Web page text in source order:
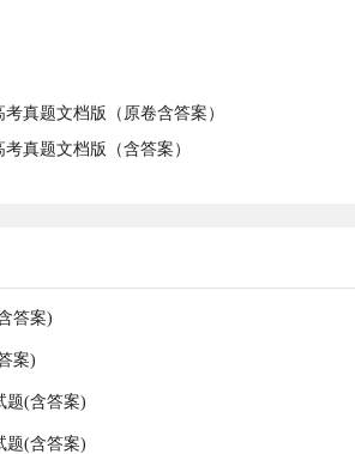
真题文档版（原卷含答案）
真题文档版（含答案）
答案)
案)
题(含答案)
题(含答案)